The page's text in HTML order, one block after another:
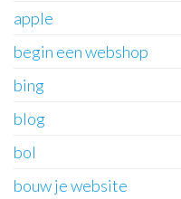
apple
begin een webshop
bing
blog
bol
bouw je website